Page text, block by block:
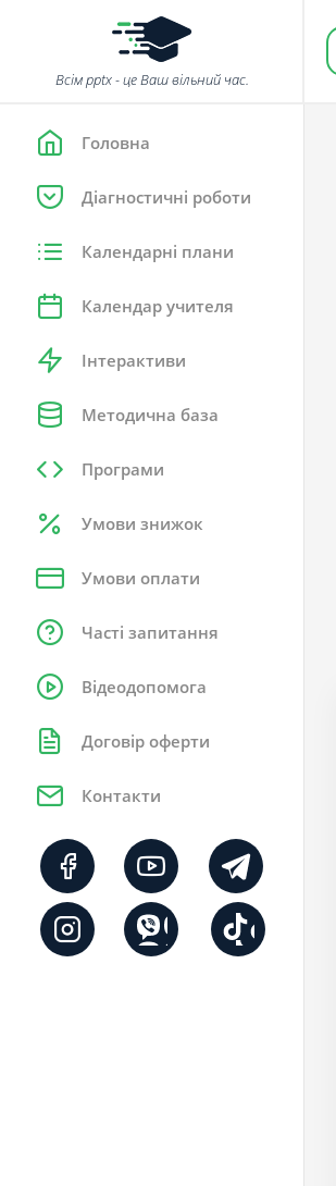
Всім pptx - це Ваш вільний час.
Головна
Діагностичні роботи
Календарні плани
Календар учителя
Інтерактиви
Методична база
Програми
Умови знижок
Умови оплати
Часті запитання
Відеодопомога
Договір оферти
Контакти